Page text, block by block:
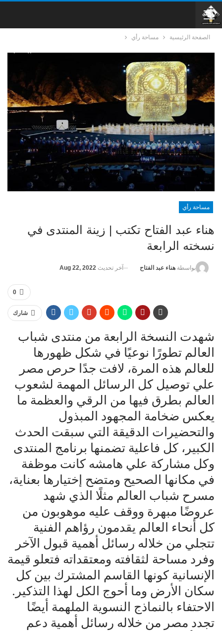
الصفحة الرئيسية مساحة رأي
مساحة رأي
هناء عبد الفتاح تكتب | زينة المنتدى في
نسخته الرابعة
بواسطة هناء عبد الفتاح آخر تحديث Aug 22, 2022
0
شارك
شهدت النسخة الرابعة من منتدى شباب
العالم تطورًا نوعيًا في شكل ظهورها
للعالم هذه المرة، لافت جدًا حرص مصر
علي توصيل كل الرسائل المهمة لشعوب
العالم بطرق فيها من الرقي والعظمة ما
يعكس ضخامة المجهود المبذول
والتحضيرات الدقيقة التي سبقت الحدث
الكبير، كل فاعلية تضمنها برنامج المنتدى
وكل مشاركة علي هامشه كانت موظفة
في مكانها الصحيح ومتضح إختيارها بعناية،
مسرح شباب العالم مثلًا الذي شهد
عروضًا مبهرة ووقف عليه موهوبون من
كل أنحاء العالم يقدمون رؤاهم الفنية
تتجلي من خلاله رسائل أهمية قبول الآخر
وفرد مساحة لثقافته ومعتقداته فتعلو قيمة
الإنسانية كونها القاسم المشترك بين كل
سكان الأرض وما أحوج الكل لهذا التذكير.
الاحتفاء بالنماذج النسوية الملهمة أيضًا
تجدد مصر من خلاله رسائل أهمية دعم